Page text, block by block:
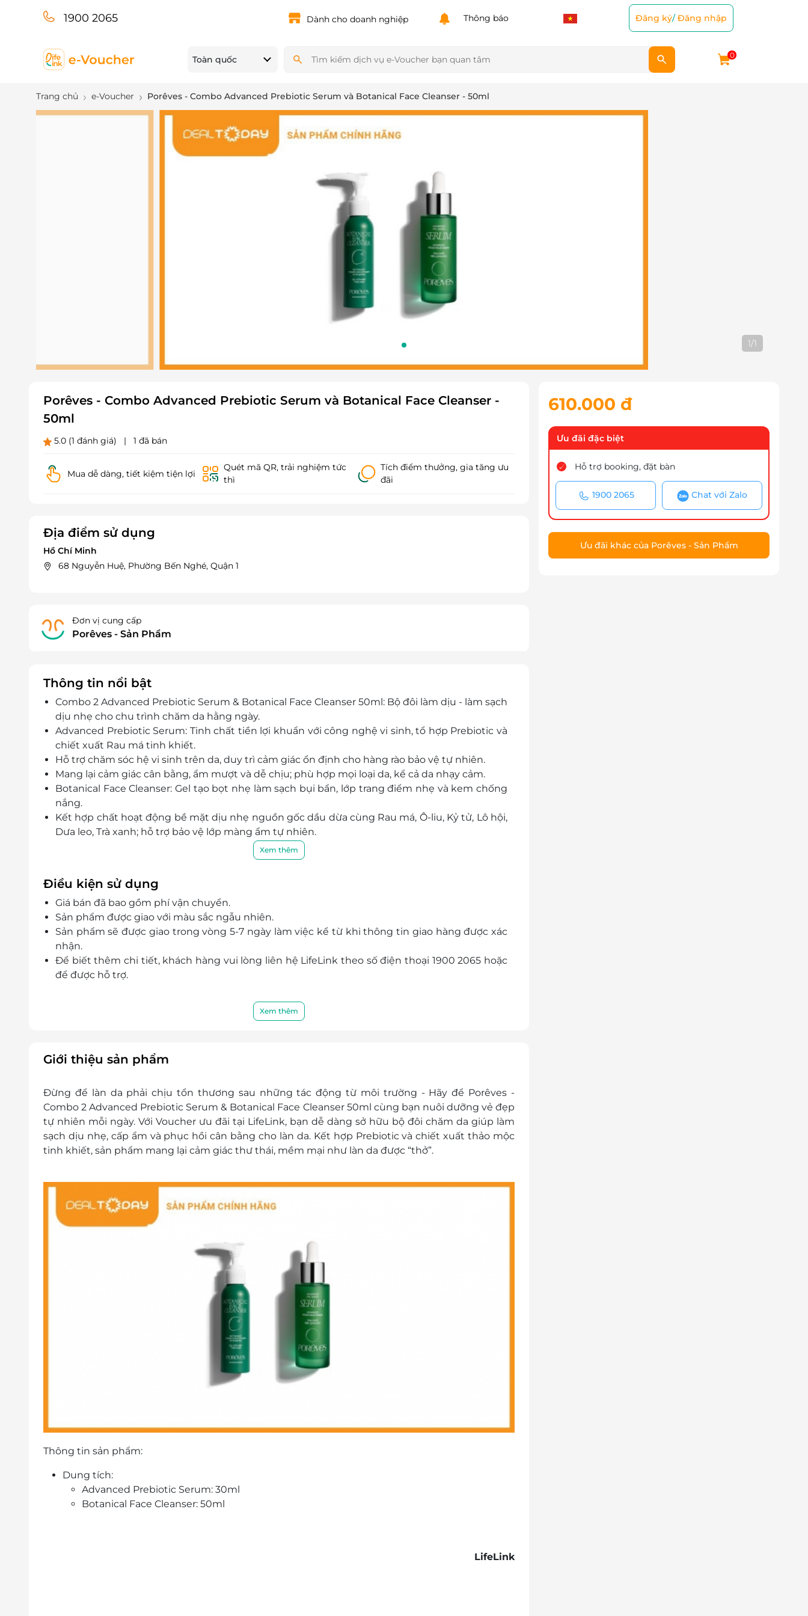
1900 2065 Dành cho doanh nghiệp Thông báo Đăng ký/Đăng nhập
Toàn quốc 0
Trang chủ e-Voucher Porêves - Combo Advanced Prebiotic Serum và Botanical Face Cleanser - 50ml
1/1
Porêves - Combo Advanced Prebiotic Serum và Botanical Face Cleanser -
50ml
5.0 (1 đánh giá) | 1 đã bán
Mua dễ dàng, tiết kiệm tiện lợi
Quét mã QR, trải nghiệm tức
thì
Tích điểm thưởng, gia tăng ưu
đãi
Địa điểm sử dụng
Hồ Chí Minh
68 Nguyễn Huệ, Phường Bến Nghé, Quận 1
Đơn vị cung cấp
Porêves - Sản Phẩm
Thông tin nổi bật
Combo 2 Advanced Prebiotic Serum & Botanical Face Cleanser 50ml: Bộ đôi làm dịu - làm sạch
dịu nhẹ cho chu trình chăm da hằng ngày.
Advanced Prebiotic Serum: Tinh chất tiền lợi khuẩn với công nghệ vi sinh, tổ hợp Prebiotic và
chiết xuất Rau má tinh khiết.
Hỗ trợ chăm sóc hệ vi sinh trên da, duy trì cảm giác ổn định cho hàng rào bảo vệ tự nhiên.
Mang lại cảm giác cân bằng, ẩm mượt và dễ chịu; phù hợp mọi loại da, kể cả da nhạy cảm.
Botanical Face Cleanser: Gel tạo bọt nhẹ làm sạch bụi bẩn, lớp trang điểm nhẹ và kem chống
nắng.
Kết hợp chất hoạt động bề mặt dịu nhẹ nguồn gốc dầu dừa cùng Rau má, Ô-liu, Kỷ tử, Lô hội,
Dưa leo, Trà xanh; hỗ trợ bảo vệ lớp màng ẩm tự nhiên.
Mang lại làn da mềm mại, sạch thoáng mà không khô căng; phù hợp nhiều loại da và các chu
Xem thêm
Điều kiện sử dụng
Giá bán đã bao gồm phí vận chuyển.
Sản phẩm được giao với màu sắc ngẫu nhiên.
Sản phẩm sẽ được giao trong vòng 5-7 ngày làm việc kể từ khi thông tin giao hàng được xác
nhận.
Để biết thêm chi tiết, khách hàng vui lòng liên hệ LifeLink theo số điện thoại 1900 2065 hoặc
để được hỗ trợ.
Xem thêm
Giới thiệu sản phẩm
Đừng để làn da phải chịu tổn thương sau những tác động từ môi trường - Hãy để Porêves -
Combo 2 Advanced Prebiotic Serum & Botanical Face Cleanser 50ml cùng bạn nuôi dưỡng vẻ đẹp
tự nhiên mỗi ngày. Với Voucher ưu đãi tại LifeLink, bạn dễ dàng sở hữu bộ đôi chăm da giúp làm
sạch dịu nhẹ, cấp ẩm và phục hồi cân bằng cho làn da. Kết hợp Prebiotic và chiết xuất thảo mộc
tinh khiết, sản phẩm mang lại cảm giác thư thái, mềm mại như làn da được “thở”.
Thông tin sản phẩm:
Dung tích:
Advanced Prebiotic Serum: 30ml
Botanical Face Cleanser: 50ml
LifeLink
610.000 đ
Ưu đãi đặc biệt
Hỗ trợ booking, đặt bàn
1900 2065 Chat với Zalo
Ưu đãi khác của Porêves - Sản Phẩm